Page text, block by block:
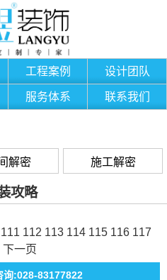
工程案例 设计团队
服务体系 联系我们
解密 施工解密
攻略
111 112 113 114 115 116 117
下一页
询:028-83177822